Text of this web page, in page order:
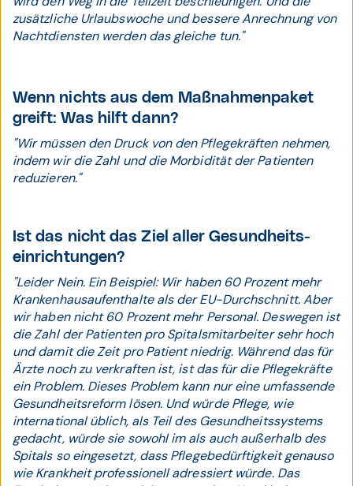
zusätzliche Urlaubswoche und bessere Anrechnung von
Nachtdiensten werden das gleiche tun."
Wenn nichts aus dem Maßnahmenpaket
greift: Was hilft dann?
"Wir müssen den Druck von den Pflegekräften nehmen,
indem wir die Zahl und die Morbidität der Patienten
reduzieren."
Ist das nicht das Ziel aller Gesundheits­
einrichtungen?
"Leider Nein. Ein Beispiel: Wir haben 60 Prozent mehr
Krankenhausaufenthalte als der EU-Durchschnitt. Aber
wir haben nicht 60 Prozent mehr Personal. Deswegen ist
die Zahl der Patienten pro Spitalsmitarbeiter sehr hoch
und damit die Zeit pro Patient niedrig. Während das für
Ärzte noch zu verkraften ist, ist das für die Pflegekräfte
ein Problem. Dieses Pro­blem kann nur eine umfassende
Gesundheitsreform lösen. Und würde Pflege, wie
international üblich, als Teil des Gesundheitssystems
gedacht, würde sie sowohl im als auch außerhalb des
Spitals so eingesetzt, dass Pflegebedürftigkeit genauso
wie Krankheit professionell adressiert würde. Das